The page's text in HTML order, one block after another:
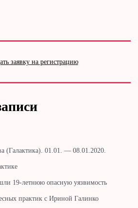
(Галактика). 01.01. — 08.01.2020.
19-летнюю опасную уязвимость
практик с Ириной Галинко